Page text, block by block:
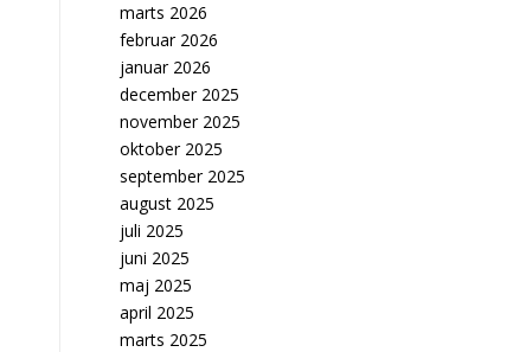
marts 2026
februar 2026
januar 2026
december 2025
november 2025
oktober 2025
september 2025
august 2025
juli 2025
juni 2025
maj 2025
april 2025
marts 2025